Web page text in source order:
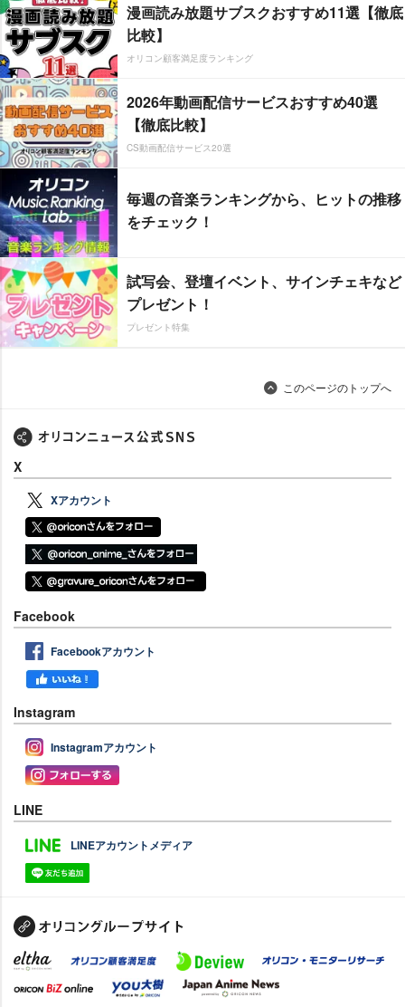
漫画読み放題サブスクおすすめ11選【徹底
比較】
オリコン顧客満足度ランキング
2026年動画配信サービスおすすめ40選
【徹底比較】
CS動画配信サービス20選
毎週の音楽ランキングから、ヒットの推移
をチェック！
試写会、登壇イベント、サインチェキなど
プレゼント！
プレゼント特集
このページのトップへ
X
Xアカウント
Facebook
Facebookアカウント
Instagram
Instagramアカウント
LINE
LINEアカウントメディア